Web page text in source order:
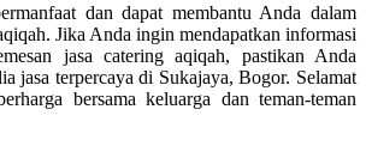
dan dapat membantu Anda dalam
Jika Anda ingin mendapatkan informasi
jasa catering aqiqah, pastikan Anda
jasa terpercaya di Sukajaya, Bogor. Selamat
bersama keluarga dan teman-teman